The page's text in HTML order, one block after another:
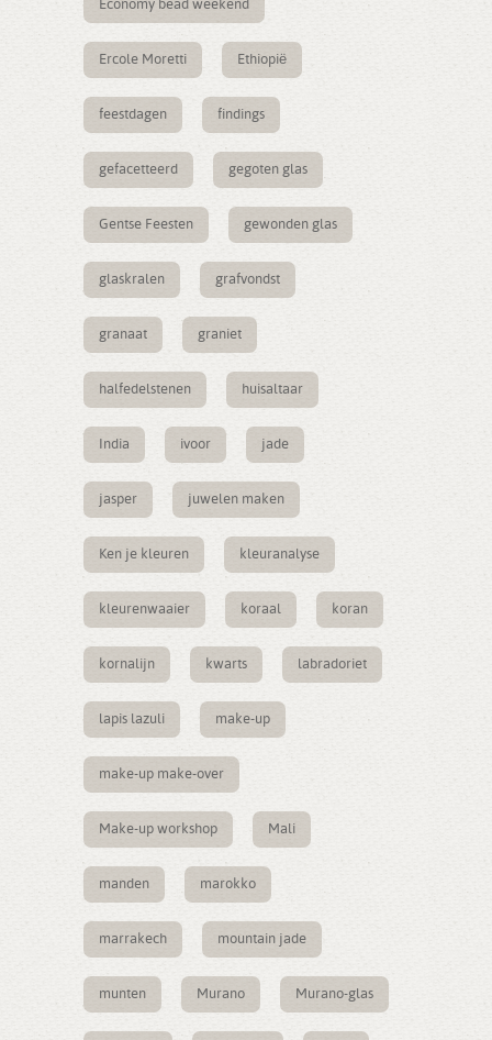
Economy bead weekend
Ercole Moretti Ethiopië
feestdagen findings
gefacetteerd gegoten glas
Gentse Feesten gewonden glas
glaskralen grafvondst
granaat graniet
halfedelstenen huisaltaar
India ivoor jade
jasper juwelen maken
Ken je kleuren kleuranalyse
kleurenwaaier koraal koran
kornalijn kwarts labradoriet
lapis lazuli make-up
make-up make-over
Make-up workshop Mali
manden marokko
marrakech mountain jade
munten Murano Murano-glas